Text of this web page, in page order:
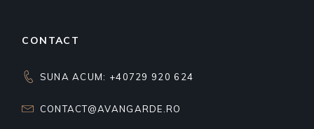
CONTACT
SUNA ACUM: +40729 920 624
CONTACT@AVANGARDE.RO